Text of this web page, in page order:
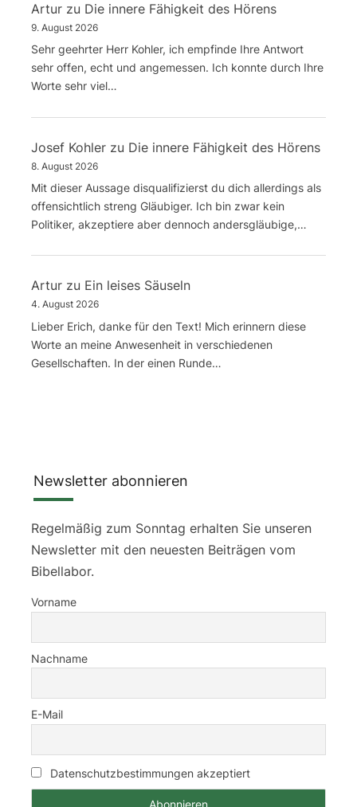
Artur zu Die innere Fähigkeit des Hörens
9. August 2026
Sehr geehrter Herr Kohler, ich empfinde Ihre Antwort
sehr offen, echt und angemessen. Ich konnte durch Ihre
Worte sehr viel…
Josef Kohler zu Die innere Fähigkeit des Hörens
8. August 2026
Mit dieser Aussage disqualifizierst du dich allerdings als
offensichtlich streng Gläubiger. Ich bin zwar kein
Politiker, akzeptiere aber dennoch andersgläubige,…
Artur zu Ein leises Säuseln
4. August 2026
Lieber Erich, danke für den Text! Mich erinnern diese
Worte an meine Anwesenheit in verschiedenen
Gesellschaften. In der einen Runde…
Newsletter abonnieren
Regelmäßig zum Sonntag erhalten Sie unseren
Newsletter mit den neuesten Beiträgen vom
Bibellabor.
Vorname
Nachname
E-Mail
Datenschutzbestimmungen akzeptiert